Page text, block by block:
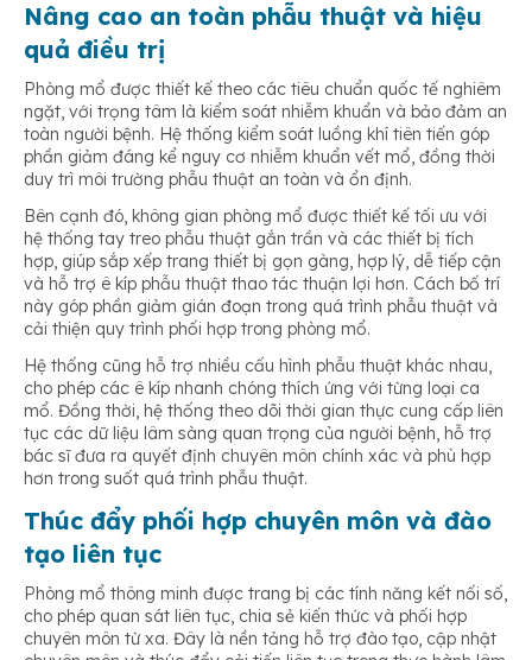
Nâng cao an toàn phẫu thuật và hiệu
quả điều trị
Phòng mổ được thiết kế theo các tiêu chuẩn quốc tế nghiêm
ngặt, với trọng tâm là kiểm soát nhiễm khuẩn và bảo đảm an
toàn người bệnh. Hệ thống kiểm soát luồng khí tiên tiến góp
phần giảm đáng kể nguy cơ nhiễm khuẩn vết mổ, đồng thời
duy trì môi trường phẫu thuật an toàn và ổn định.
Bên cạnh đó, không gian phòng mổ được thiết kế tối ưu với
hệ thống tay treo phẫu thuật gắn trần và các thiết bị tích
hợp, giúp sắp xếp trang thiết bị gọn gàng, hợp lý, dễ tiếp cận
và hỗ trợ ê kíp phẫu thuật thao tác thuận lợi hơn. Cách bố trí
này góp phần giảm gián đoạn trong quá trình phẫu thuật và
cải thiện quy trình phối hợp trong phòng mổ.
Hệ thống cũng hỗ trợ nhiều cấu hình phẫu thuật khác nhau,
cho phép các ê kíp nhanh chóng thích ứng với từng loại ca
mổ. Đồng thời, hệ thống theo dõi thời gian thực cung cấp liên
tục các dữ liệu lâm sàng quan trọng của người bệnh, hỗ trợ
bác sĩ đưa ra quyết định chuyên môn chính xác và phù hợp
hơn trong suốt quá trình phẫu thuật.
Thúc đẩy phối hợp chuyên môn và đào
tạo liên tục
Phòng mổ thông minh được trang bị các tính năng kết nối số,
cho phép quan sát liên tục, chia sẻ kiến thức và phối hợp
chuyên môn từ xa. Đây là nền tảng hỗ trợ đào tạo, cập nhật